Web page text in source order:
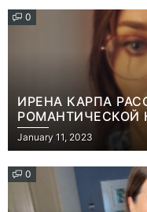
0
ИРЕНА КАРПА
РОМАНТИЧЕСКОЙ
РОЛИ МАТЕРИ-
January 11, 2023
0